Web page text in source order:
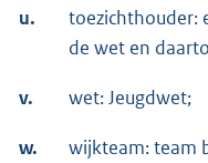
u.
toezichthouder:
de wet en
v. wet: Jeugdwet;
w.
wijkteam: team